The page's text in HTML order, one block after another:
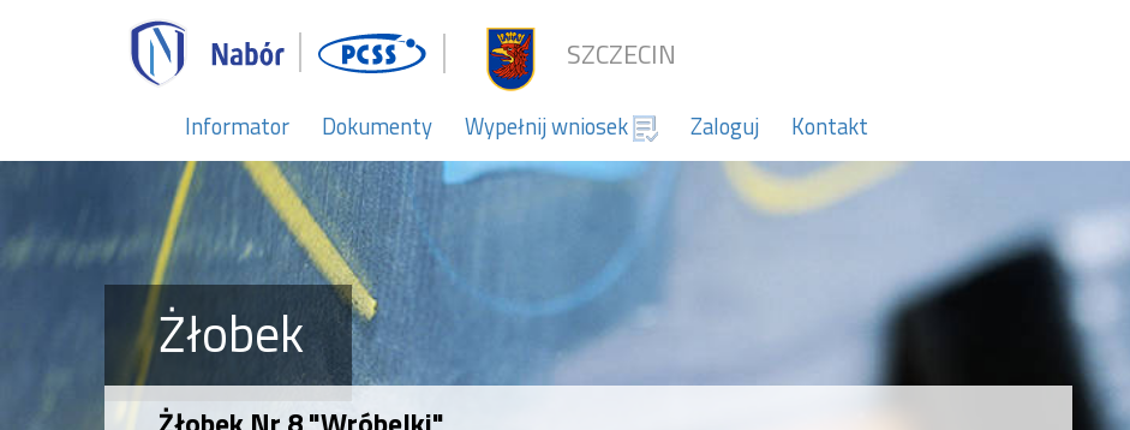
SZCZECIN
Informator Dokumenty Wypełnij wniosek Zaloguj Kontakt
Żłobek